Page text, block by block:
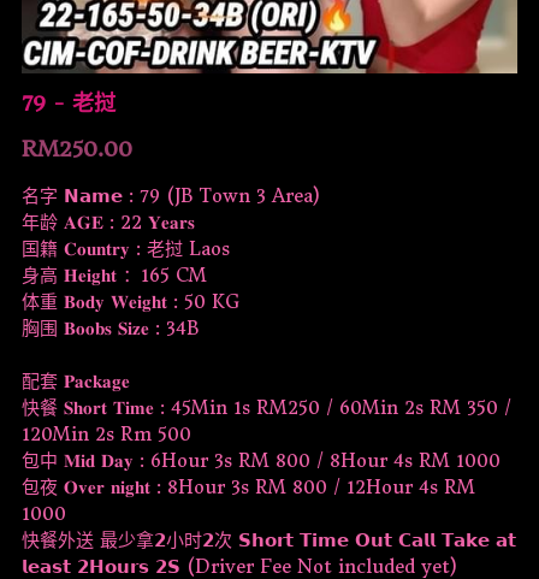
79 - 老挝
RM250.00
名字 𝗡𝗮𝗺𝗲 : 79 (JB Town 3 Area)
年龄 𝐀𝐆𝐄 : 22 𝐘𝐞𝐚𝐫𝐬
国籍 𝐂𝐨𝐮𝐧𝐭𝐫𝐲 : 老挝 Laos
身高 𝐇𝐞𝐢𝐠𝐡𝐭 ：165 CM
体重 𝐁𝐨𝐝𝐲 𝐖𝐞𝐢𝐠𝐡𝐭 : 50 KG
胸围 𝐁𝐨𝐨𝐛𝐬 𝐒𝐢𝐳𝐞 : 34B
配套 𝐏𝐚𝐜𝐤𝐚𝐠𝐞
快餐 𝐒𝐡𝐨𝐫𝐭 𝐓𝐢𝐦𝐞 : 45Min 1s RM250 / 60Min 2s RM 350 /
120Min 2s Rm 500
包中 𝐌𝐢𝐝 𝐃𝐚𝐲 : 6Hour 3s RM 800 / 8Hour 4s RM 1000
包夜 𝐎𝐯𝐞𝐫 𝐧𝐢𝐠𝐡𝐭 : 8Hour 3s RM 800 / 12Hour 4s RM
1000
快餐外送 最少拿𝟮小时𝟮次 𝗦𝗵𝗼𝗿𝘁 𝗧𝗶𝗺𝗲 𝗢𝘂𝘁 𝗖𝗮𝗹𝗹 𝗧𝗮𝗸𝗲 𝗮𝘁
𝗹𝗲𝗮𝘀𝘁 𝟮𝗛𝗼𝘂𝗿𝘀 𝟮𝗦 (Driver Fee Not included yet)